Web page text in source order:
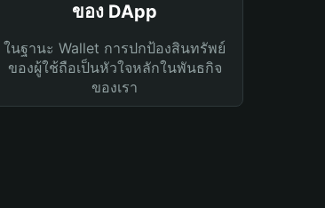
ของ DApp
ในฐานะ Wallet การปกป้องสินทรัพย์
ของผู้ใช้ถือเป็นหัวใจหลักในพันธกิจ
ของเรา